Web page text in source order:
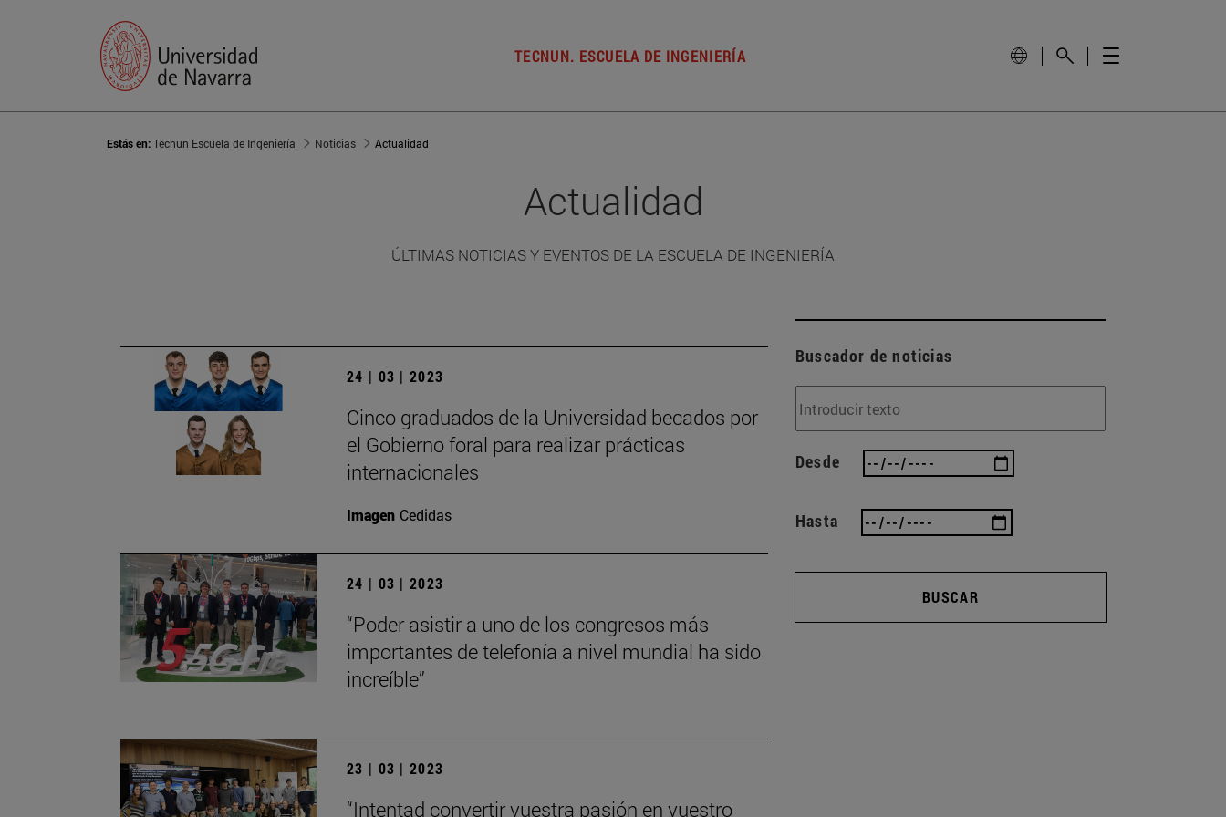
TECNUN. ESCUELA DE INGENIERÍA
Estás en:Tecnun Escuela de Ingeniería Noticias Actualidad
Actualidad
ÚLTIMAS NOTICIAS Y EVENTOS DE LA ESCUELA DE INGENIERÍA
24 | 03 | 2023
Cinco graduados de la Universidad becados por
el Gobierno foral para realizar prácticas
internacionales
Imagen Cedidas
24 | 03 | 2023
“Poder asistir a uno de los congresos más
importantes de telefonía a nivel mundial ha sido
increíble”
23 | 03 | 2023
“Intentad convertir vuestra pasión en vuestro
Buscador de noticias
Desde
Hasta
BUSCAR